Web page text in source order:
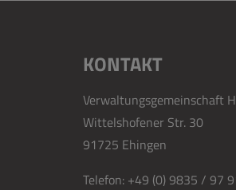
KONTAKT
Verwaltungsgemeinschaft
Wittelshofener Str. 30
91725 Ehingen
Telefon: +49 (0) 9835 / 97